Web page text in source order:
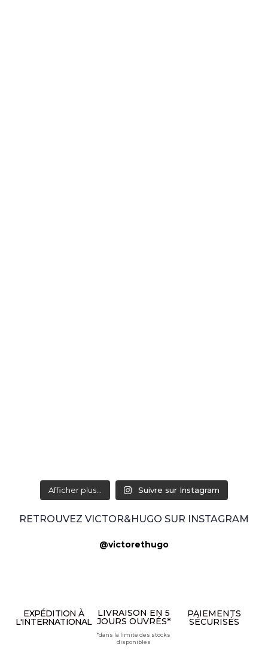
Afficher plus... Suivre sur Instagram
RETROUVEZ VICTOR&HUGO SUR INSTAGRAM
@victorethugo
EXPÉDITION À
L'INTERNATIONAL
LIVRAISON EN 5
JOURS OUVRÉS*
*dans la limite des stocks
disponibles
PAIEMENTS
SÉCURISÉS